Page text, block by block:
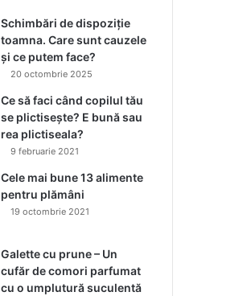
Schimbări de dispoziție
toamna. Care sunt cauzele
și ce putem face?
20 octombrie 2025
Ce să faci când copilul tău
se plictisește? E bună sau
rea plictiseala?
9 februarie 2021
Cele mai bune 13 alimente
pentru plămâni
19 octombrie 2021
Galette cu prune – Un
cufăr de comori parfumat
cu o umplutură suculentă